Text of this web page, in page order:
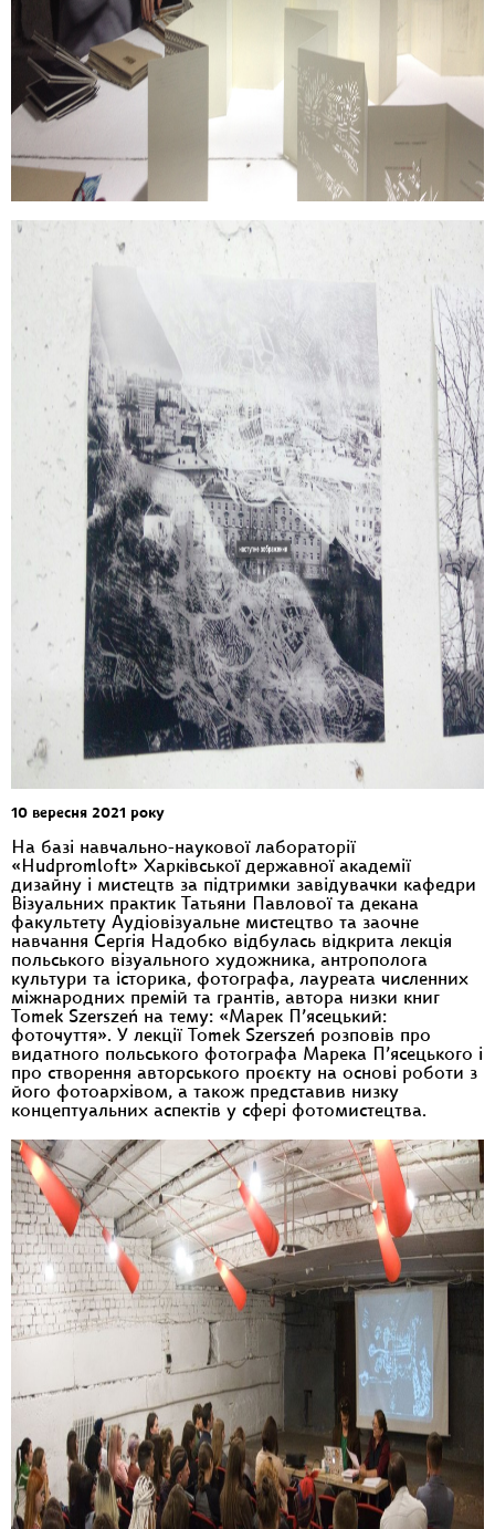
10 вересня 2021 року
На базі навчально-наукової лабораторії
«Hudpromloft» Харківської державної академії
дизайну і мистецтв за підтримки завідувачки кафедри
Візуальних практик Татьяни Павлової та декана
факультету Аудіовізуальне мистецтво та заочне
навчання Сергія Надобко відбулась відкрита лекція
польського візуального художника, антрополога
культури та історика, фотографа, лауреата численних
міжнародних премій та грантів, автора низки книг
Tomek Szerszeń на тему: «Марек П’ясецький:
фоточуття». У лекції Tomek Szerszeń розповів про
видатного польського фотографа Марека П’ясецького і
про створення авторського проєкту на основі роботи з
його фотоархівом, а також представив низку
концептуальних аспектів у сфері фотомистецтва.